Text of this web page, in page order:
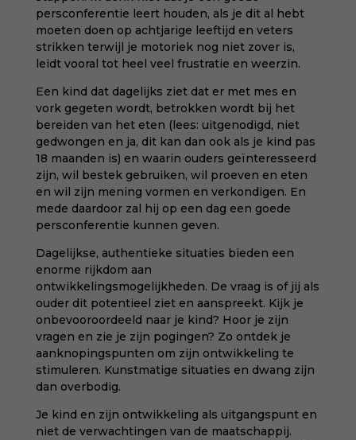
persconferentie leert houden, als je dit al hebt
moeten doen op achtjarige leeftijd en veters
strikken terwijl je motoriek nog niet zover is,
leidt vooral tot heel veel frustratie en weerzin.
Een kind dat dagelijks ziet dat er met mes en
vork gegeten wordt, betrokken wordt bij het
bereiden van het eten (lees: uitgenodigd, niet
gedwongen en ja, dit kan dan ook als je kind pas
18 maanden is) en waarin ouders geïnteresseerd
zijn, wil bestek gebruiken, wil proeven en eten
en wil zijn mening vormen en verkondigen. En
mede daardoor zal hij op een dag een goede
persconferentie kunnen geven.
Dagelijkse, authentieke situaties bieden een
enorme rijkdom aan
ontwikkelingsmogelijkheden. De vraag is of jij als
ouder dit potentieel ziet en aanspreekt. Kijk je
onbevooroordeeld naar je kind? Hoor je zijn
vragen en zie je zijn pogingen? Zo ontdek je
aanknopingspunten om zijn ontwikkeling te
stimuleren. Kunstmatige situaties en dwang zijn
dan overbodig.
Je kind en zijn ontwikkeling als uitgangspunt en
niet de verwachtingen van de maatschappij.